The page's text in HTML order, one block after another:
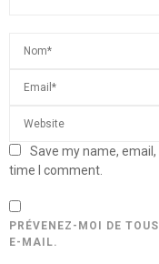
Save my name,
time I comment.
PRÉVENEZ-MOI DE
E-MAIL.